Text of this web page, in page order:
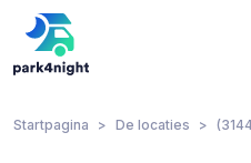
Startpagina De locaties